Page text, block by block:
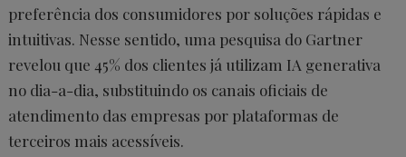
preferência dos consumidores por soluções rápidas e
intuitivas. Nesse sentido, uma pesquisa do Gartner
revelou que 45% dos clientes já utilizam IA generativa
no dia-a-dia, substituindo os canais oficiais de
atendimento das empresas por plataformas de
terceiros mais acessíveis.